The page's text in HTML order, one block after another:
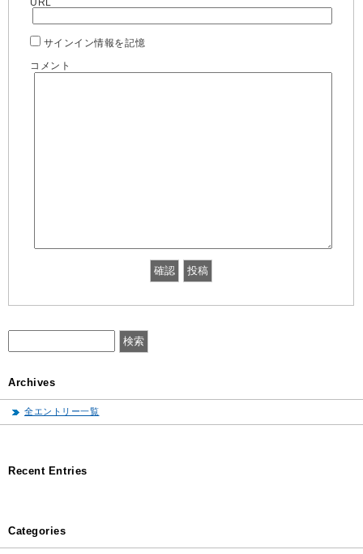
サインイン情報を記憶
コメント
Archives
全エントリー一覧
Recent Entries
Categories